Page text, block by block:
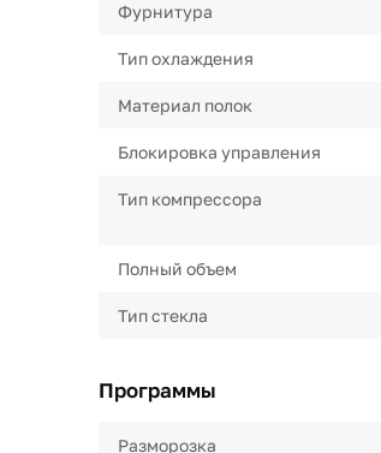
Фурнитура
Тип охлаждения
Материал полок
Блокировка управления
Тип компрессора
Полный объем
Тип стекла
Программы
Разморозка